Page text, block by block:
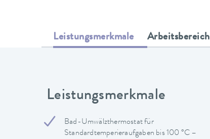
Leistungsmerkmale Arbeitsbereich
Leistungsmerkmale
Bad-Umwälzthermostat für
Standardtemperieraufgaben bis 100 °C –